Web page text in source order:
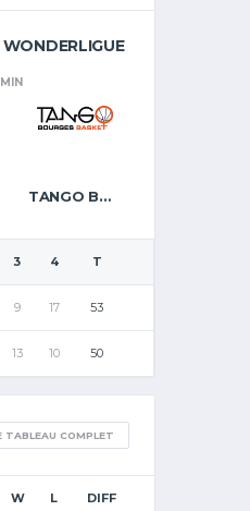
TANGO BOURGES BASKET
3 4 T
9 17 53
13 10 50
TABLEAU COMPLET
W L DIFF